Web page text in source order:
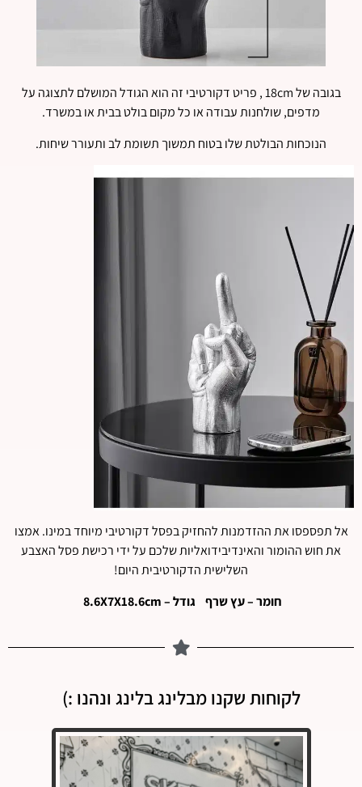
בגובה של 18cm , פריט דקורטיבי זה הוא הגודל המושלם לתצוגה על
מדפים, שולחנות עבודה או כל מקום בולט בבית או במשרד.
הנוכחות הבולטת שלו בטוח תמשוך תשומת לב ותעורר שיחות.
אל תפספסו את ההזדמנות להחזיק בפסל דקורטיבי מיוחד במינו. אמצו
את חוש ההומור והאינדיבידואליות שלכם על ידי רכישת פסל האצבע
השלישית הדקורטיבית היום!
חומר – עץ שרף גודל – 8.6X7X18.6cm
לקוחות שקנו מבלינג בלינג ונהנו :)